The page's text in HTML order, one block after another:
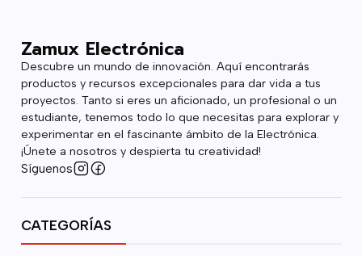
Zamux Electrónica
Descubre un mundo de innovación. Aquí encontrarás
productos y recursos excepcionales para dar vida a tus
proyectos. Tanto si eres un aficionado, un profesional o un
estudiante, tenemos todo lo que necesitas para explorar y
experimentar en el fascinante ámbito de la Electrónica.
¡Únete a nosotros y despierta tu creatividad!
Síguenos
CATEGORÍAS